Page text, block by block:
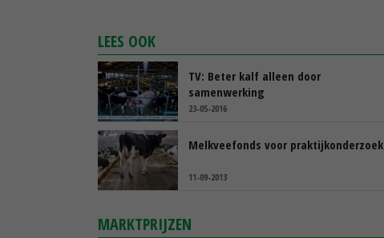
LEES OOK
TV: Beter kalf alleen door
samenwerking
23-05-2016
Melkveefonds voor praktijkonderzoek
11-09-2013
MARKTPRIJZEN